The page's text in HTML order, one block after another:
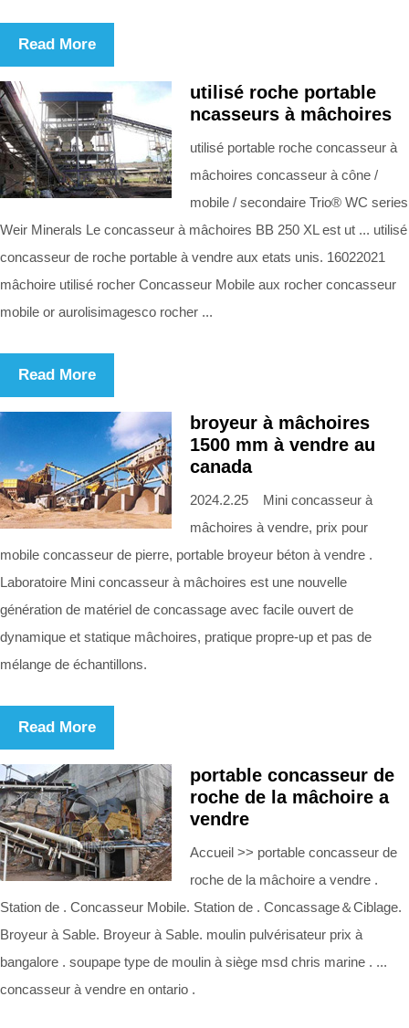
Read More
utilisé roche portable
ncasseurs à mâchoires
utilisé portable roche concasseur à
mâchoires concasseur à cône /
mobile / secondaire Trio® WC series
Weir Minerals Le concasseur à mâchoires BB 250 XL est ut ... utilisé
concasseur de roche portable à vendre aux etats unis. 16022021
mâchoire utilisé rocher Concasseur Mobile aux rocher concasseur
mobile or aurolisimagesco rocher ...
Read More
broyeur à mâchoires
1500 mm à vendre au
canada
2024.2.25 Mini concasseur à
mâchoires à vendre, prix pour
mobile concasseur de pierre, portable broyeur béton à vendre .
Laboratoire Mini concasseur à mâchoires est une nouvelle
génération de matériel de concassage avec facile ouvert de
dynamique et statique mâchoires, pratique propre-up et pas de
mélange de échantillons.
Read More
portable concasseur de
roche de la mâchoire a
vendre
Accueil >> portable concasseur de
roche de la mâchoire a vendre .
Station de . Concasseur Mobile. Station de . Concassage＆Ciblage.
Broyeur à Sable. Broyeur à Sable. moulin pulvérisateur prix à
bangalore . soupape type de moulin à siège msd chris marine . ...
concasseur à vendre en ontario .